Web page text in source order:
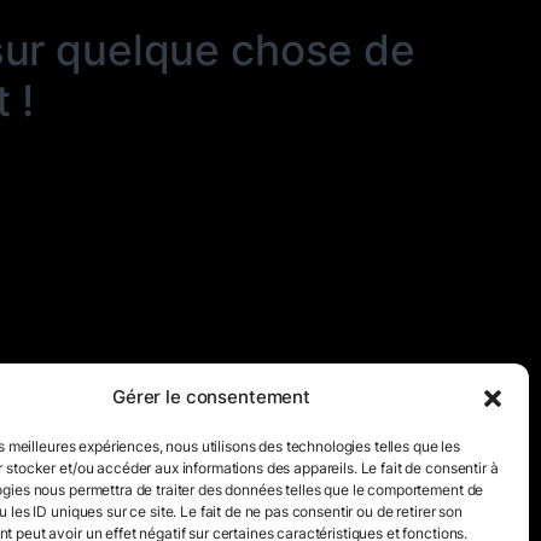
Gérer le consentement
meilleures expériences, nous utilisons des technologies telles que les
stocker et/ou accéder aux informations des appareils. Le fait de consentir à
nous permettra de traiter des données telles que le comportement de
les ID uniques sur ce site. Le fait de ne pas consentir ou de retirer son
peut avoir un effet négatif sur certaines caractéristiques et fonctions.
quelque chose de
!